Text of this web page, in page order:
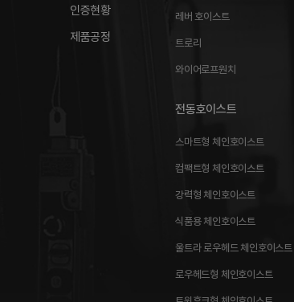
인증현황
제품공정
레버 호이스트
트로리
와이어로프원치
전동호이스트
스마트형 체인호이스트
컴팩트형 체인호이스트
강력형 체인호이스트
식품용 체인호이스트
울트라 로우헤드 체인호이스트
로우헤드형 체인호이스트